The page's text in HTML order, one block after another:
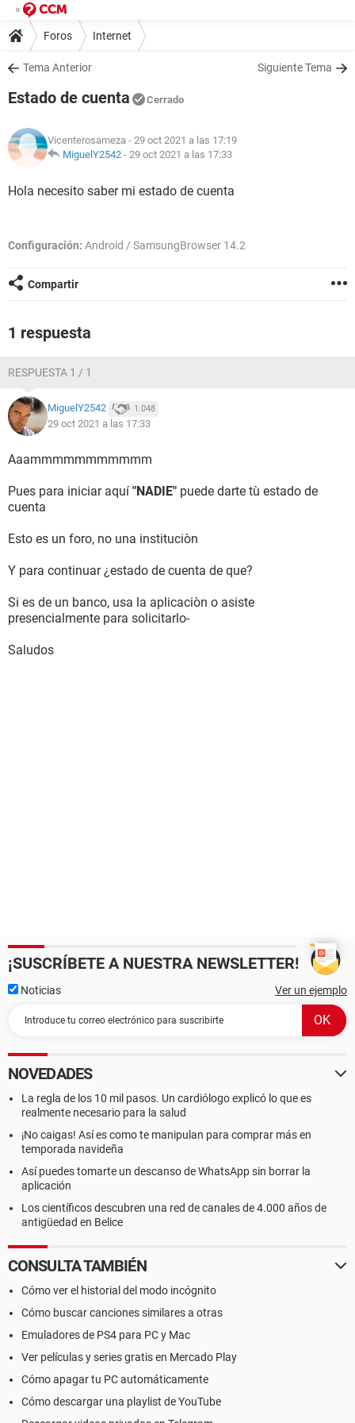
Foros Internet
Tema Anterior Siguiente Tema
Estado de cuenta Cerrado
Vicenterosameza - 29 oct 2021 a las 17:19
MiguelY2542 - 29 oct 2021 a las 17:33
Hola necesito saber mi estado de cuenta
Configuración: Android / SamsungBrowser 14.2
Compartir
1 respuesta
RESPUESTA 1 / 1
MiguelY2542 1.048
29 oct 2021 a las 17:33
Aaammmmmmmmmmm
Pues para iniciar aquí "NADIE" puede darte tù estado de
cuenta
Esto es un foro, no una instituciòn
Y para continuar ¿estado de cuenta de que?
Si es de un banco, usa la aplicaciòn o asiste
presencialmente para solicitarlo-
Saludos
¡SUSCRÍBETE A NUESTRA NEWSLETTER!
Noticias Ver un ejemplo
NOVEDADES
La regla de los 10 mil pasos. Un cardiólogo explicó lo que es
realmente necesario para la salud
¡No caigas! Así es como te manipulan para comprar más en
temporada navideña
Así puedes tomarte un descanso de WhatsApp sin borrar la
aplicación
Los científicos descubren una red de canales de 4.000 años de
antigüedad en Belice
CONSULTA TAMBIÉN
Cómo ver el historial del modo incógnito
Cómo buscar canciones similares a otras
Emuladores de PS4 para PC y Mac
Ver películas y series gratis en Mercado Play
Cómo apagar tu PC automáticamente
Cómo descargar una playlist de YouTube